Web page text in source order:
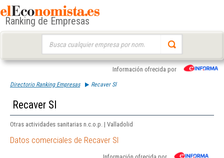
Ranking de Empresas
Información ofrecida por
Directorio Ranking Empresas Recaver Sl
Recaver Sl
Otras actividades sanitarias n.c.o.p. | Valladolid
Datos comerciales de Recaver Sl